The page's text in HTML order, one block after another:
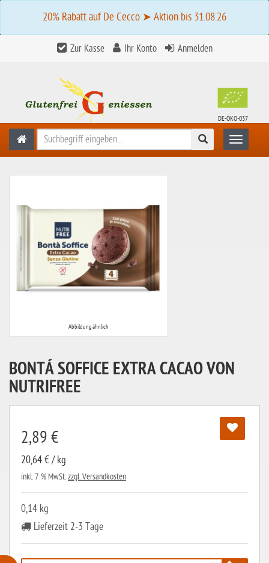
20% Rabatt auf De Cecco ➤ Aktion bis 31.08.26
Zur Kasse Ihr Konto Anmelden
DE-ÖKO-037
Suchen Toggle
Abbildung ähnlich
BONTÁ SOFFICE EXTRA CACAO VON
NUTRIFREE
2,89 €
20,64 € / kg
inkl. 7 % MwSt.zzgl. Versandkosten
0,14 kg
Lieferzeit 2-3 Tage